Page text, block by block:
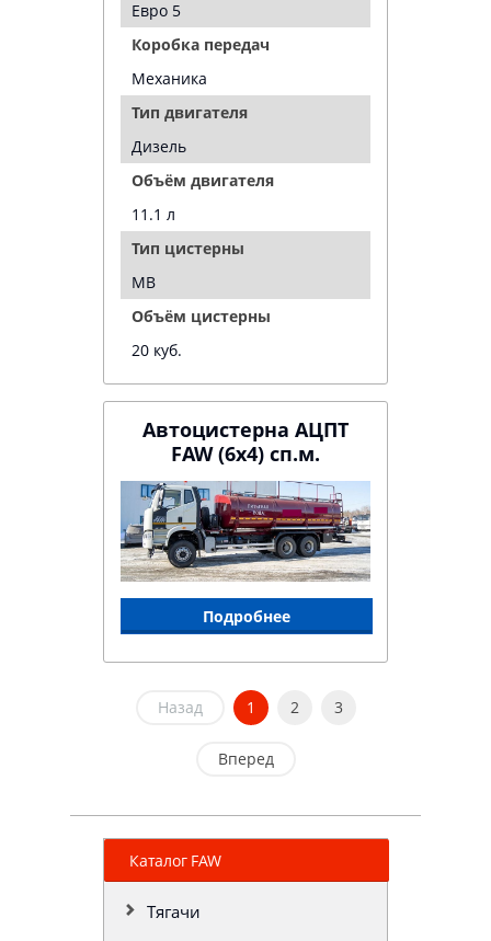
Евро 5
Коробка передач
Механика
Тип двигателя
Дизель
Объём двигателя
11.1 л
Тип цистерны
МВ
Объём цистерны
20 куб.
Автоцистерна АЦПТ
FAW (6х4) сп.м.
Подробнее
Назад 1 2 3
Вперед
Каталог FAW
Тягачи